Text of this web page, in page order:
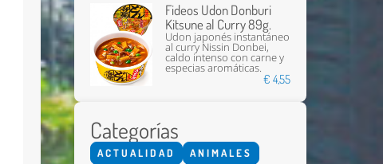
Fideos Udon Donburi
Kitsune al Curry 89g.
Udon japonés instantáneo
al curry Nissin Donbei,
caldo intenso con carne y
especias aromáticas.
€ 4,55
Categorías
ACTUALIDAD
ANIMALES
Enviar